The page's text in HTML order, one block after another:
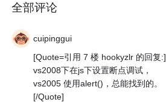
全部评论
cuipinggui
[Quote=引用 7 楼 hookyzlr 的回复:]
vs2008下在js下设置断点调试，
vs2005 使用alert()，总能找到的。
[/Quote]